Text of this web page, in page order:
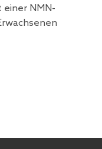
einer NMN-